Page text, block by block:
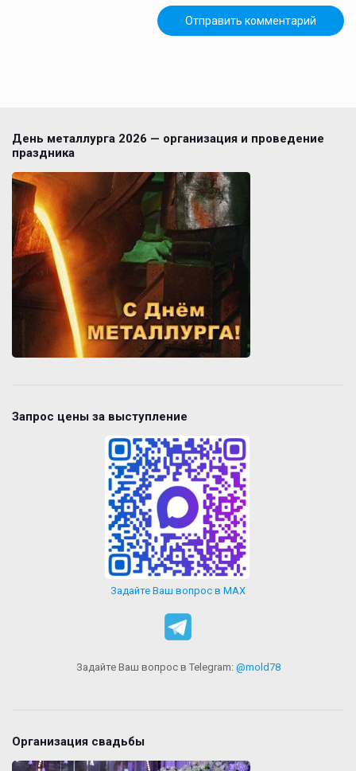
День металлурга 2026 — организация и проведение
праздника
Запрос цены за выступление
Задайте Ваш вопрос в MAX
Задайте Ваш вопрос в Telegram: @mold78
Организация свадьбы